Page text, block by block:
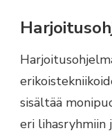
sisältää
eri lihasryhmiin